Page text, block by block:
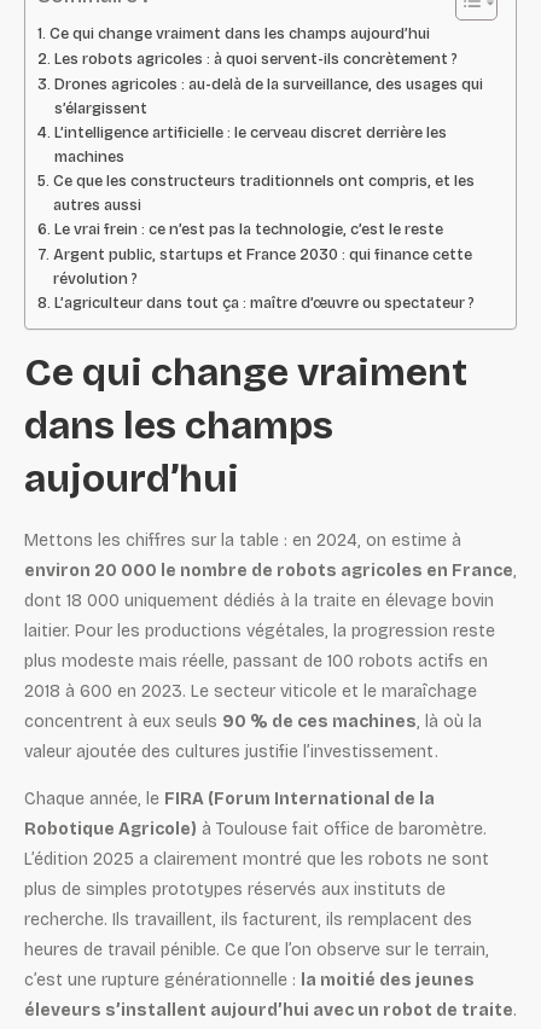
Ce qui change vraiment dans les champs aujourd’hui
Les robots agricoles : à quoi servent-ils concrètement ?
Drones agricoles : au-delà de la surveillance, des usages qui
s’élargissent
L’intelligence artificielle : le cerveau discret derrière les
machines
Ce que les constructeurs traditionnels ont compris, et les
autres aussi
Le vrai frein : ce n’est pas la technologie, c’est le reste
Argent public, startups et France 2030 : qui finance cette
révolution ?
L’agriculteur dans tout ça : maître d’œuvre ou spectateur ?
Ce qui change vraiment
dans les champs
aujourd’hui
Mettons les chiffres sur la table : en 2024, on estime à
environ 20 000 le nombre de robots agricoles en France,
dont 18 000 uniquement dédiés à la traite en élevage bovin
laitier. Pour les productions végétales, la progression reste
plus modeste mais réelle, passant de 100 robots actifs en
2018 à 600 en 2023. Le secteur viticole et le maraîchage
concentrent à eux seuls 90 % de ces machines, là où la
valeur ajoutée des cultures justifie l’investissement.
Chaque année, le FIRA (Forum International de la
Robotique Agricole) à Toulouse fait office de baromètre.
L’édition 2025 a clairement montré que les robots ne sont
plus de simples prototypes réservés aux instituts de
recherche. Ils travaillent, ils facturent, ils remplacent des
heures de travail pénible. Ce que l’on observe sur le terrain,
c’est une rupture générationnelle : la moitié des jeunes
éleveurs s’installent aujourd’hui avec un robot de traite.